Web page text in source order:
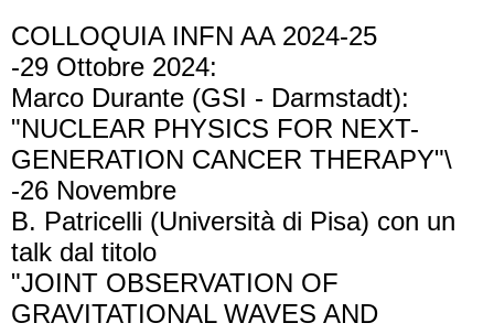
COLLOQUIA INFN AA 2024-25
-29 Ottobre 2024:
Marco Durante (GSI - Darmstadt):
"NUCLEAR PHYSICS FOR NEXT-
GENERATION CANCER THERAPY"\
-26 Novembre
B. Patricelli (Università di Pisa) con un
talk dal titolo
"JOINT OBSERVATION OF
GRAVITATIONAL WAVES AND